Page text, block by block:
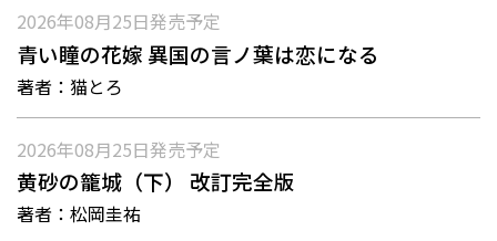
2026年08月25日発売予定
青い瞳の花嫁 異国の言ノ葉は恋になる
著者： 猫とろ
2026年08月25日発売予定
黄砂の籠城（下） 改訂完全版
著者： 松岡圭祐